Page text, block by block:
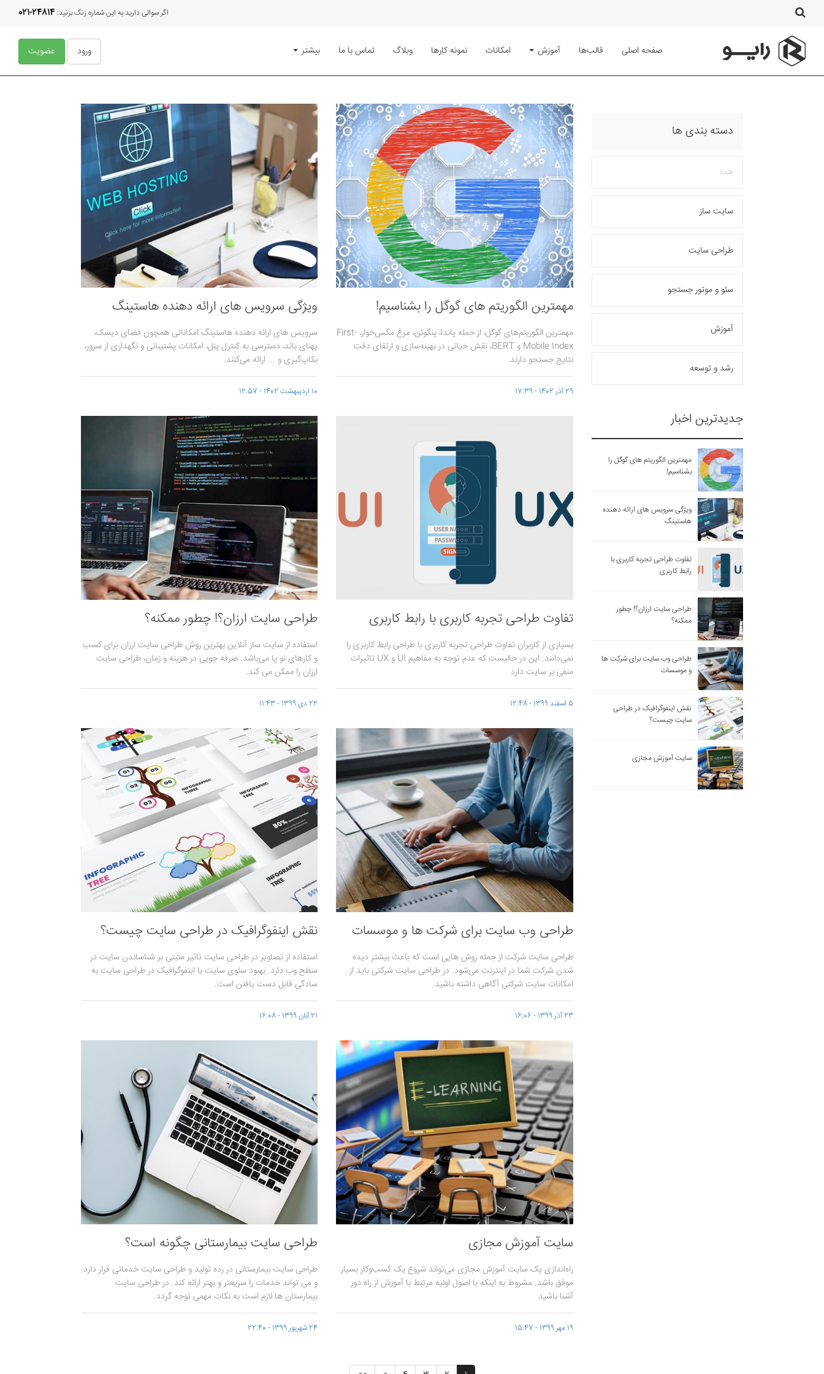
اگر سوالی دارید به این شماره زنگ بزنید: 021-24814
ورود عضویت صفحه اصلی قالب‌ها آموزش امکانات نمونه کارها وبلاگ تماس با ما بیشتر
دسته بندی ها
همه
سایت ساز
طراحی سایت
سئو و موتور جستجو
آموزش
رشد و توسعه
جدیدترین اخبار
مهمترین الگوریتم های گوگل را
بشناسیم!
ویژگی سرویس های ارائه دهنده
هاستینگ
تفاوت طراحی تجربه کاربری با
رابط کاربری
طراحی سایت ارزان؟! چطور
ممکنه؟
طراحی وب سایت برای شرکت ها
و موسسات
نقش اینفوگرافیک در طراحی
سایت چیست؟
سایت آموزش مجازی
مهمترین الگوریتم های گوگل را بشناسیم!
مهمترین الگوریتم‌های گوگل، از جمله پاندا، پنگوئن، مرغ مگس‌خوار، First-
Mobile Index و BERT، نقش حیاتی در بهینه‌سازی و ارتقای دقت
نتایج جستجو دارند.
29 آذر 1402 - 17:39
ویژگی سرویس های ارائه دهنده هاستینگ
سرویس های ارائه دهنده هاستینگ امکاناتی همچون فضای دیسک،
پهنای باند، دسترسی به کنترل پنل، امکانات پشتیبانی و نگهداری از سرور،
بکاپ‌گیری و ... ارائه می‌کنند.
10 اردیبهشت 1402 - 12:57
تفاوت طراحی تجربه کاربری با رابط کاربری
بسیاری از کاربران تفاوت طراحی تجربه کاربری با طراحی رابط کاربری را
نمی‌دانند. این در حالیست که عدم توجه به مفاهیم UI و UX تاثیرات
منفی بر سایت دارد
5 اسفند 1399 - 12:48
طراحی سایت ارزان؟! چطور ممکنه؟
استفاده از سایت ساز آنلاین بهترین روش طراحی سایت ارزان برای کسب
و کارهای نو پا می‌باشد. صرفه جویی در هزینه و زمان، طراحی سایت
ارزان را ممکن می کند.
22 دی 1399 - 11:43
طراحی وب سایت برای شرکت ها و موسسات
طراحی سایت شرکت از جمله روش هایی است که باعث بیشتر دیده
شدن شرکت شما در اینترنت می‌شود. در طراحی سایت شرکتی باید از
امکانات سایت شرکتی آگاهی داشته باشید.
23 آذر 1399 - 16:06
نقش اینفوگرافیک در طراحی سایت چیست؟
استفاده از تصاویر در طراحی سایت تاثیر مثبتی بر شناساندن سایت در
سطح وب دارد. بهبود سئوی سایت با اینفوگرافیک در طراحی سایت به
سادگی قابل دست یافتن است.
21 آبان 1399 - 16:08
سایت آموزش مجازی
راه‌اندازی یک سایت آموزش مجازی می‌تواند شروع یک کسب‌وکار بسیار
موفق باشد. مشروط به اینکه با اصول اولیه مرتبط با آموزش از راه دور
آشنا باشید
19 مهر 1399 - 15:47
طراحی سایت بیمارستانی چگونه است؟
طراحی سایت بیمارستانی در رده تولید و طراحی سایت خدماتی قرار دارد
و می تواند خدمات را سریعتر و بهتر ارائه کند. در طراحی سایت
بیمارستان ها لازم است به نکات مهمی توجه گردد.
24 شهریور 1399 - 22:40